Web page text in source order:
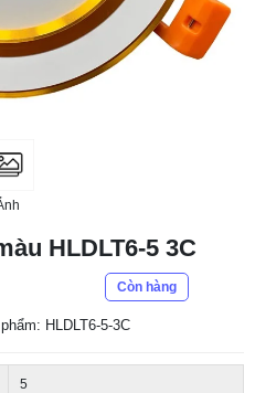
HLDLT6-5 3C
Còn hàng
HLDLT6-5-3C
5